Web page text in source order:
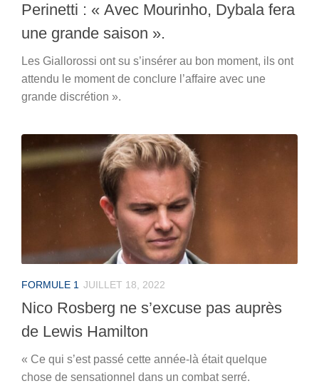
Perinetti : « Avec Mourinho, Dybala fera
une grande saison ».
Les Giallorossi ont su s’insérer au bon moment, ils ont
attendu le moment de conclure l’affaire avec une
grande discrétion ».
FORMULE 1 JUILLET 18, 2022
Nico Rosberg ne s’excuse pas auprès
de Lewis Hamilton
« Ce qui s’est passé cette année-là était quelque
chose de sensationnel dans un combat serré.